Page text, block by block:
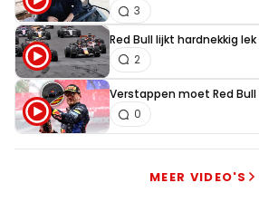
3
Red Bull lijkt hardnekkig
2
Verstappen moet Red
0
MEER VIDEO'S